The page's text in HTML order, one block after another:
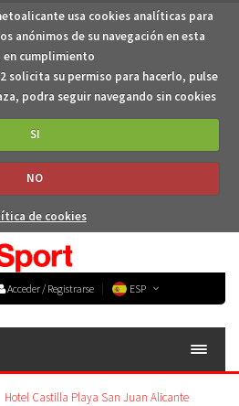
usa cookies analíticas para
anónimos de su navegación en esta
en cumplimiento
solicita su permiso para hacerlo, pulse
podra seguir navegando sin cookies
SI
NO
de cookies
Acceder / Registrarse ESP
Hotel Castilla Playa San Juan Alicante